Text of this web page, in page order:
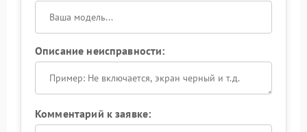
Описание неисправности:
Комментарий к заявке: